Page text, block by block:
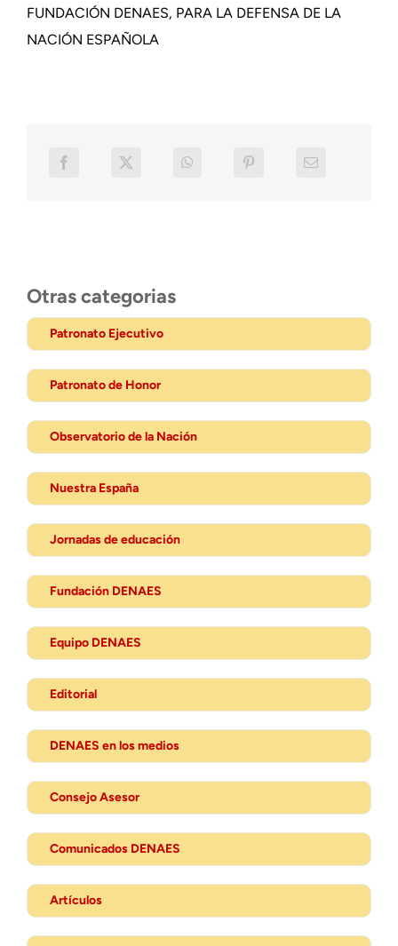
FUNDACIÓN DENAES, PARA LA DEFENSA DE LA
NACIÓN ESPAÑOLA
Otras categorias
Patronato Ejecutivo
Patronato de Honor
Observatorio de la Nación
Nuestra España
Jornadas de educación
Fundación DENAES
Equipo DENAES
Editorial
DENAES en los medios
Consejo Asesor
Comunicados DENAES
Artículos